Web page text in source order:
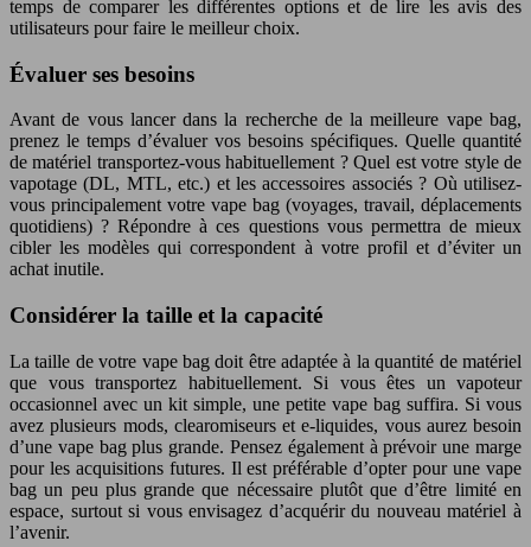
temps de comparer les différentes options et de lire les avis des
utilisateurs pour faire le meilleur choix.
Évaluer ses besoins
Avant de vous lancer dans la recherche de la meilleure vape bag,
prenez le temps d’évaluer vos besoins spécifiques. Quelle quantité
de matériel transportez-vous habituellement ? Quel est votre style de
vapotage (DL, MTL, etc.) et les accessoires associés ? Où utilisez-
vous principalement votre vape bag (voyages, travail, déplacements
quotidiens) ? Répondre à ces questions vous permettra de mieux
cibler les modèles qui correspondent à votre profil et d’éviter un
achat inutile.
Considérer la taille et la capacité
La taille de votre vape bag doit être adaptée à la quantité de matériel
que vous transportez habituellement. Si vous êtes un vapoteur
occasionnel avec un kit simple, une petite vape bag suffira. Si vous
avez plusieurs mods, clearomiseurs et e-liquides, vous aurez besoin
d’une vape bag plus grande. Pensez également à prévoir une marge
pour les acquisitions futures. Il est préférable d’opter pour une vape
bag un peu plus grande que nécessaire plutôt que d’être limité en
espace, surtout si vous envisagez d’acquérir du nouveau matériel à
l’avenir.